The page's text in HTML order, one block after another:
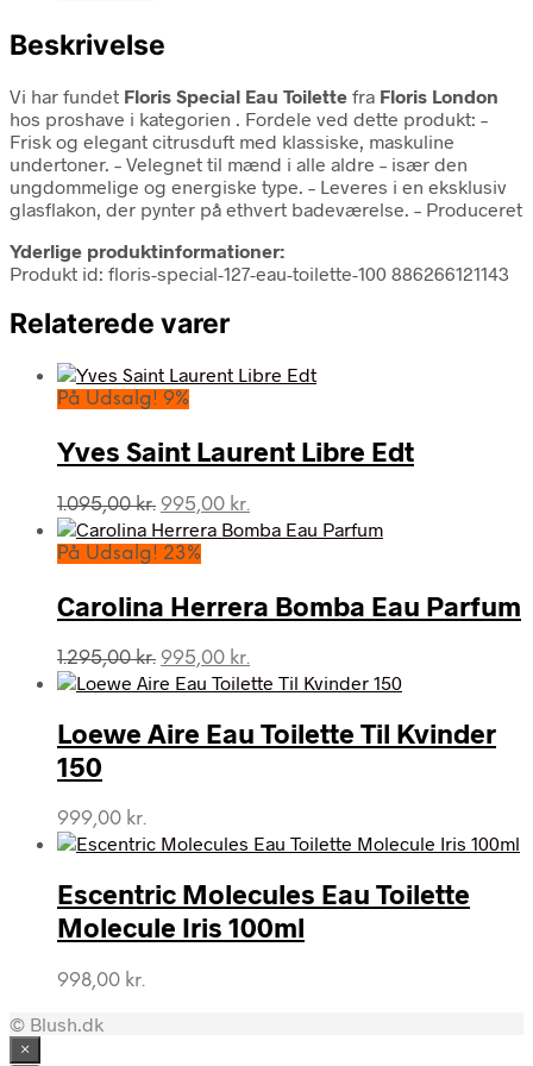
Beskrivelse
Vi har fundet Floris Special Eau Toilette fra Floris London
hos proshave i kategorien . Fordele ved dette produkt: –
Frisk og elegant citrusduft med klassiske, maskuline
undertoner. – Velegnet til mænd i alle aldre – især den
ungdommelige og energiske type. – Leveres i en eksklusiv
glasflakon, der pynter på ethvert badeværelse. – Produceret
Yderlige produktinformationer:
Produkt id: floris-special-127-eau-toilette-100 886266121143
Relaterede varer
På Udsalg! 9%
Yves Saint Laurent Libre Edt
1.095,00kr. Den
oprindelige
pris
1.095,00 kr..
995,00 kr.
aktuelle
995,00 kr..
På Udsalg! 23%
Carolina Herrera Bomba Eau Parfum
1.295,00kr. Den
oprindelige
var:
1.295,00 kr..
995,00 kr.
aktuelle
er:
995,00 kr..
Loewe Aire Eau Toilette Til Kvinder
150
999,00 kr.
Escentric Molecules Eau Toilette
Molecule Iris 100ml
998,00 kr.
© Blush.dk
×